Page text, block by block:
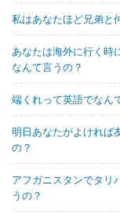
私はあなたほど兄弟と
あなたは海外に行く時
なんて言うの？
端くれって英語でなん
明日あなたがよければ
の？
アフガニスタンでタリ
うの？